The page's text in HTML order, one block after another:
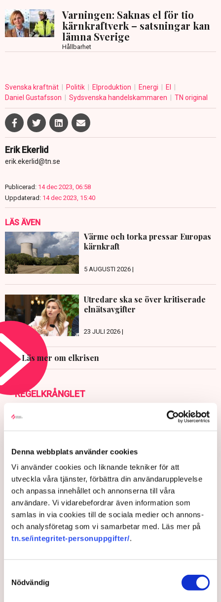
Denna webbplats använder cookies
Vi använder cookies och liknande tekniker för att
utveckla våra tjänster, förbättra din användarupplevelse
och anpassa innehållet och annonserna till våra
användare. Vi vidarebefordrar även information som
samlas in via cookies till de sociala medier och annons-
och analysföretag som vi samarbetar med. Läs mer på
tn.se/integritet-personuppgifter/.
Nödvändig
Varningen: Saknas el för tio
kärnkraftverk – satsningar kan
lämna Sverige
Hållbarhet
Svenska kraftnät Politik Elproduktion Energi
El
Daniel Gustafsson
Sydsvenska handelskammaren TN original
Erik Ekerlid
erik.ekerlid@tn.se
Publicerad: 14 dec 2023, 06:58
Uppdaterad: 14 dec 2023, 15:40
LÄS ÄVEN
Värme och torka pressar Europas
kärnkraft
5 AUGUSTI 2026 |
Utredare ska se över kritiserade
elnätsavgifter
23 JULI 2026 |
Läs mer om elkrisen
REGELKRÅNGLET
utpressningssituationen”
”Riktlinjerna gäller ju redan nu så min markis med ben är inte